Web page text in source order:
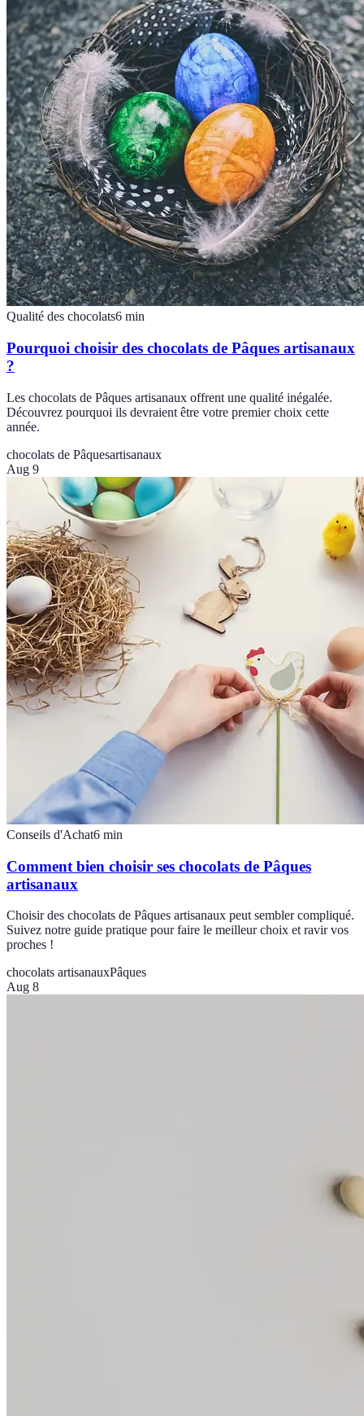
Qualité des chocolats6 min
Pourquoi choisir des chocolats de Pâques artisanaux
?
Les chocolats de Pâques artisanaux offrent une qualité inégalée.
Découvrez pourquoi ils devraient être votre premier choix cette
année.
chocolats de Pâquesartisanaux
Aug 9
Conseils d'Achat6 min
Comment bien choisir ses chocolats de Pâques
artisanaux
Choisir des chocolats de Pâques artisanaux peut sembler compliqué.
Suivez notre guide pratique pour faire le meilleur choix et ravir vos
proches !
chocolats artisanauxPâques
Aug 8